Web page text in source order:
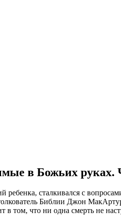
в Божьих руках.
ребенка, сталкивался с
Библии Джон
в том, что ни одна смерть не